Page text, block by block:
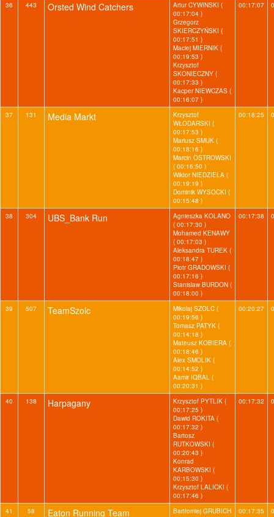
36 443 Orsted Wind Catchers
Artur CYWINSKI (
00:17:04 )
Grzegorz
SKIERCZYŃSKI (
00:17:51 )
Maciej MIERNIK (
00:19:53 )
Krzysztof
SKONIECZNY (
00:17:33 )
Kacper NIEWCZAS (
00:16:07 )
00:17:07
37 131 Media Markt
Krzysztof
WŁODARSKI (
00:17:53 )
Mariusz SMUK (
00:18:16 )
Marcin OSTROWSKI
( 00:16:50 )
Wiktor NIEDZIELA (
00:19:19 )
Dominik WYSOCKI (
00:15:48 )
00:18:25
38 304 UBS_Bank Run
Agnieszka KOLANO
( 00:17:30 )
Mohamed KENAWY
( 00:17:03 )
Aleksandra TUREK (
00:18:47 )
Piotr GRADOWSKI (
00:17:16 )
Stanislaw BURDON (
00:18:00 )
00:17:38
39 507 TeamSzolc
Mikolaj SZOLC (
00:19:56 )
Tomasz PATYK (
00:14:18 )
Mateusz KOBIERA (
00:18:46 )
Alex SMOLIK (
00:14:52 )
Aamir IQBAL (
00:20:31 )
00:20:27
40 138 Harpagany
Krzysztof PYTLIK (
00:17:25 )
Dawid ROKITA (
00:17:32 )
Bartosz
RUTKOWSKI (
00:20:43 )
Konrad
KARBOWSKI (
00:15:30 )
Krzysztof LALICKI (
00:17:46 )
00:17:32
41 58 Eaton Running Team
Bartłomiej GRUBICH
00:17:35